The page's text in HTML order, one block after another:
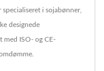
i sojabønner,
designede
ISO- og CE-